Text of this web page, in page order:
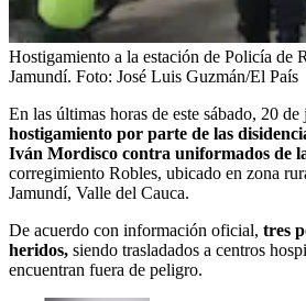
Hostigamiento a la estación de Policía de
Jamundí. Foto: José Luis Guzmán/El País
En las últimas horas de este sábado, 20
hostigamiento por parte de las
Iván Mordisco contra uniformados de
corregimiento Robles, ubicado en zona
Jamundí, Valle del Cauca.
De acuerdo con información oficial, tres
heridos, siendo trasladados a centros
encuentran fuera de peligro.